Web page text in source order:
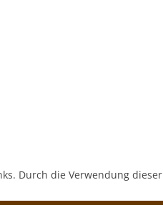
Durch die Verwendung dieser